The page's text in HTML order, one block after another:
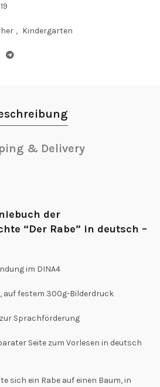
, Kindergarten
& Delivery
der
“Der Rabe” in deutsch –
im DINA4
auf festem 300g-Bilderdruck
Sprachförderung
Seite zum Vorlesen in deutsch
sich ein Rabe auf einen Baum, in